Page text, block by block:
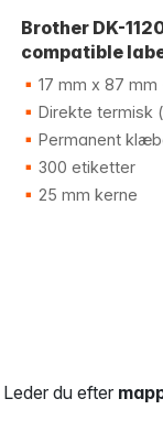
Brother DK-
compatible
17 mm x 87
Direkte termisk
Permanent
300 etiketter
25 mm kerne
Leder du efter